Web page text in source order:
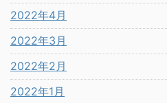
2022年4月
2022年3月
2022年2月
2022年1月